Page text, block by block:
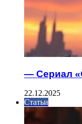
— Сериал
22.12.2025
Статьи